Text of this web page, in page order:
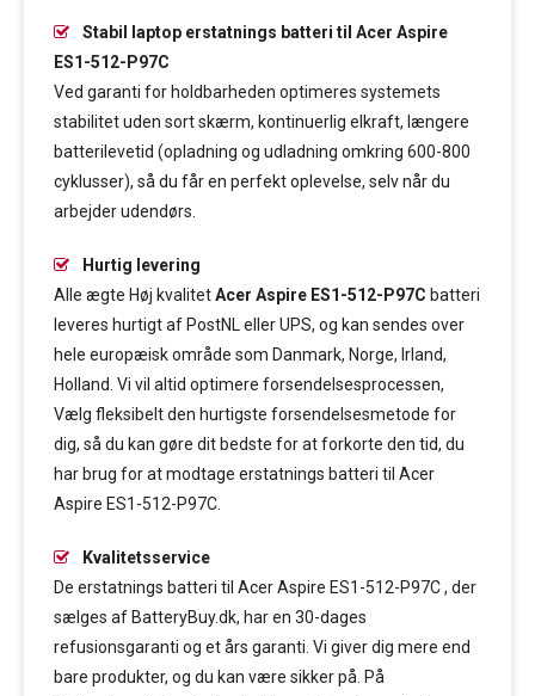
Stabil laptop erstatnings batteri til Acer Aspire
ES1-512-P97C
Ved garanti for holdbarheden optimeres systemets
stabilitet uden sort skærm, kontinuerlig elkraft, længere
batterilevetid (opladning og udladning omkring 600-800
cyklusser), så du får en perfekt oplevelse, selv når du
arbejder udendørs.
Hurtig levering
Alle ægte Høj kvalitetAcer Aspire ES1-512-P97C batteri
leveres hurtigt af PostNL eller UPS, og kan sendes over
hele europæisk område som Danmark, Norge, Irland,
Holland. Vi vil altid optimere forsendelsesprocessen,
Vælg fleksibelt den hurtigste forsendelsesmetode for
dig, så du kan gøre dit bedste for at forkorte den tid, du
har brug for at modtage erstatnings batteri til Acer
Aspire ES1-512-P97C.
Kvalitetsservice
De erstatnings batteri til Acer Aspire ES1-512-P97C , der
sælges af BatteryBuy.dk, har en 30-dages
refusionsgaranti og et års garanti. Vi giver dig mere end
bare produkter, og du kan være sikker på. På